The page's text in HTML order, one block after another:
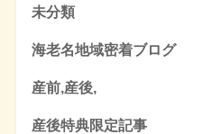
未分類
海老名地域密着ブログ
産前,産後,
産後特典限定記事